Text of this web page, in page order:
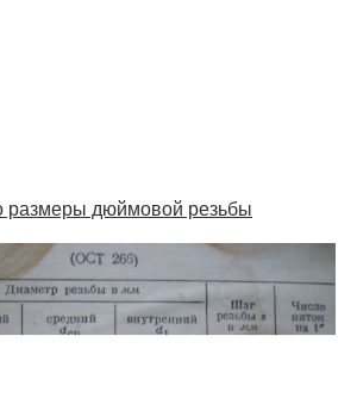
размеры дюймовой резьбы